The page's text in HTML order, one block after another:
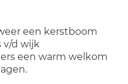
een kerstboom
v/d wijk
een warm welkom